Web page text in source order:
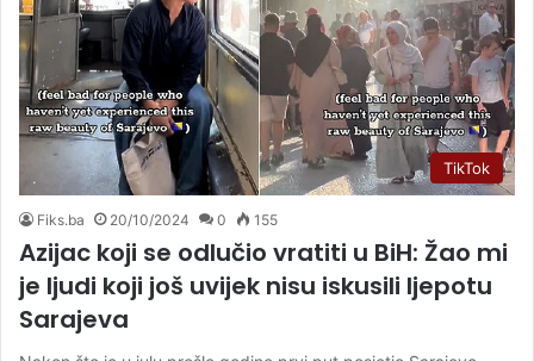
TikTok
Fiks.ba 20/10/2024 0 155
Azijac koji se odlučio vratiti u BiH: Žao mi
je ljudi koji još uvijek nisu iskusili ljepotu
Sarajeva